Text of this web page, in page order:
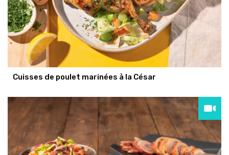
Cuisses de poulet marinées à la César